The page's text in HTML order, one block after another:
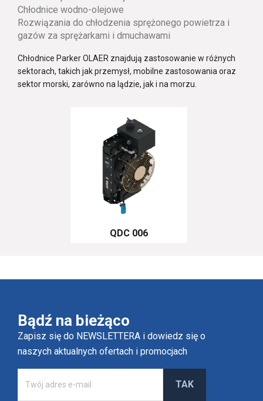
Chłodnice wodno-olejowe
Rozwiązania do chłodzenia sprężonego powietrza i
gazów za sprężarkami i dmuchawami
Chłodnice Parker OLAER znajdują zastosowanie w różnych
sektorach, takich jak przemysł, mobilne zastosowania oraz
sektor morski, zarówno na lądzie, jak i na morzu.
QDC 006
Bądź na bieżąco
Zapisz się do NEWSLETTERA i dowiedz się o
naszych aktualnych ofertach i promocjach